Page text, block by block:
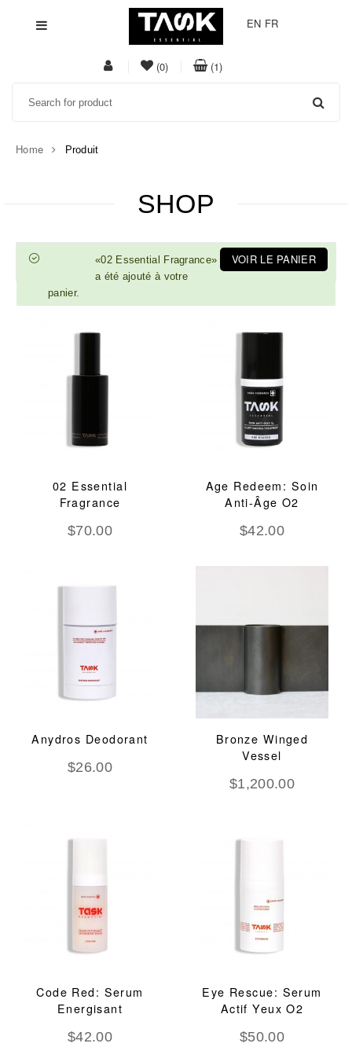
EN FR
(0)item(s)
(1)item(s)
Home Produit
SHOP
VOIR LE PANIER
«02 Essential Fragrance»
a été ajouté à votre
panier.
02 Essential
Fragrance
$70.00
Age Redeem: Soin
Anti-Âge O2
$42.00
Anydros Deodorant
$26.00
Bronze Winged
Vessel
$1,200.00
Code Red: Serum
Energisant
$42.00
Eye Rescue: Serum
Actif Yeux O2
$50.00